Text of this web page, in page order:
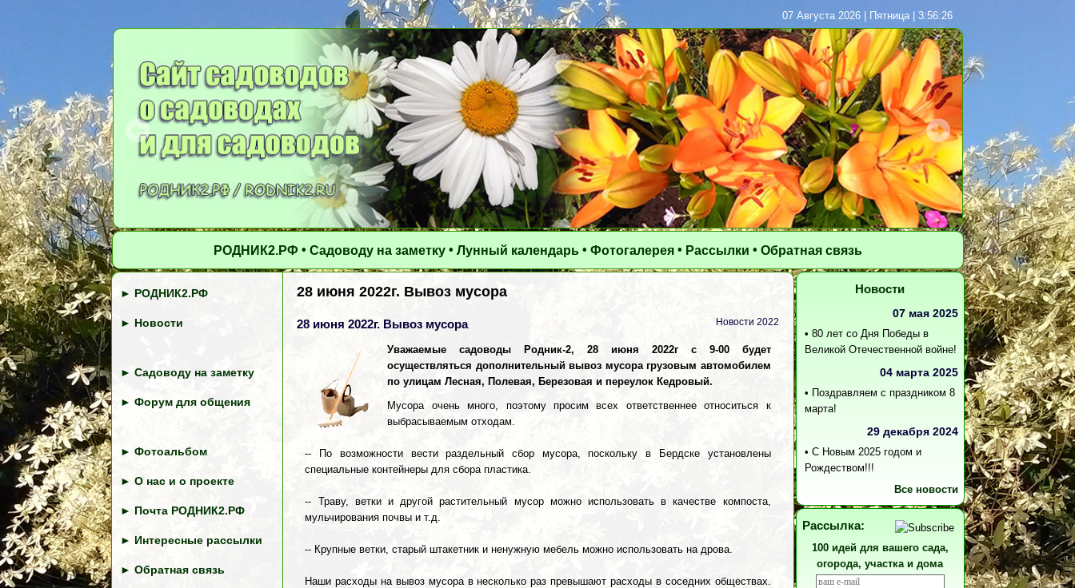
07 Августа 2026 | Пятница | 3:56:27
РОДНИК2.РФ • Садоводу на заметку• Лунный календарь• Фотогалерея• Рассылки • Обратная связь
► РОДНИК2.РФ
► Новости
► Садоводу на заметку
► Форум для общения
► Фотоальбом
► О нас и о проекте
► Почта РОДНИК2.РФ
► Интересные рассылки
► Обратная связь
28 июня 2022г. Вывоз мусора
28 июня 2022г. Вывоз мусора Новости 2022
Уважаемые садоводы Родник-2, 28 июня 2022г с 9-00 будет
осуществляться дополнительный вывоз мусора грузовым автомобилем
по улицам Лесная, Полевая, Березовая и переулок Кедровый.
Мусора очень много, поэтому просим всех ответственнее относиться к
выбрасываемым отходам.
-- По возможности вести раздельный сбор мусора, поскольку в Бердске установлены
специальные контейнеры для сбора пластика.
-- Траву, ветки и другой растительный мусор можно использовать в качестве компоста,
мульчирования почвы и т.д.
-- Крупные ветки, старый штакетник и ненужную мебель можно использовать на дрова.
Наши расходы на вывоз мусора в несколько раз превышают расходы в соседних обществах.
Новости
07 мая 2025
• 80 лет со Дня Победы в
Великой Отечественной войне!
04 марта 2025
• Поздравляем с праздником 8
марта!
29 декабря 2024
• С Новым 2025 годом и
Рождеством!!!
Все новости
Рассылка:
100 идей для вашего сада,
огорода, участка и дома